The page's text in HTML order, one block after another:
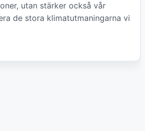
utan stärker också vår
de stora klimatutmaningarna vi